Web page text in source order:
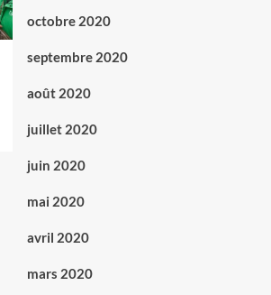
octobre 2020
septembre 2020
août 2020
juillet 2020
juin 2020
mai 2020
avril 2020
mars 2020